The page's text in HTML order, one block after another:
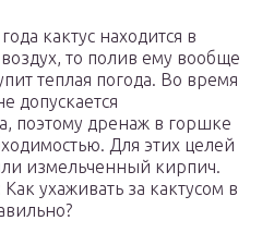
кактус находится в
то полив ему вообще
теплая погода. Во время
допускается
поэтому дренаж в горшке
Для этих целей
измельченный кирпич.
ухаживать за кактусом в